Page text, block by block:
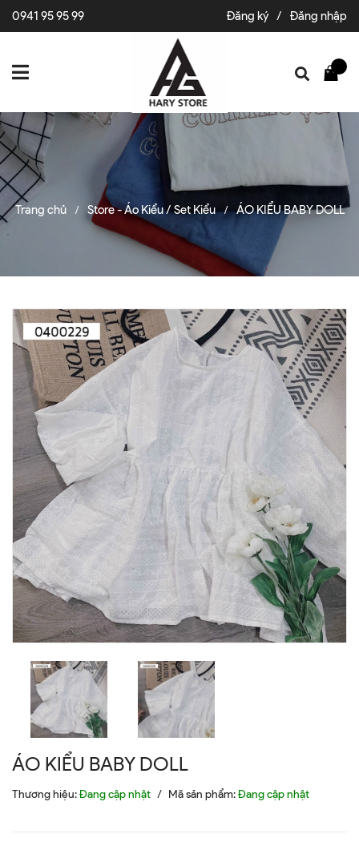
0941 95 95 99 Đăng ký / Đăng nhập
Trang chủ / Store - Áo Kiểu / Set Kiểu / ÁO KIỂU BABY DOLL
ÁO KIỂU BABY DOLL
Thương hiệu:Đang cập nhật / Mã sản phẩm:Đang cập nhật